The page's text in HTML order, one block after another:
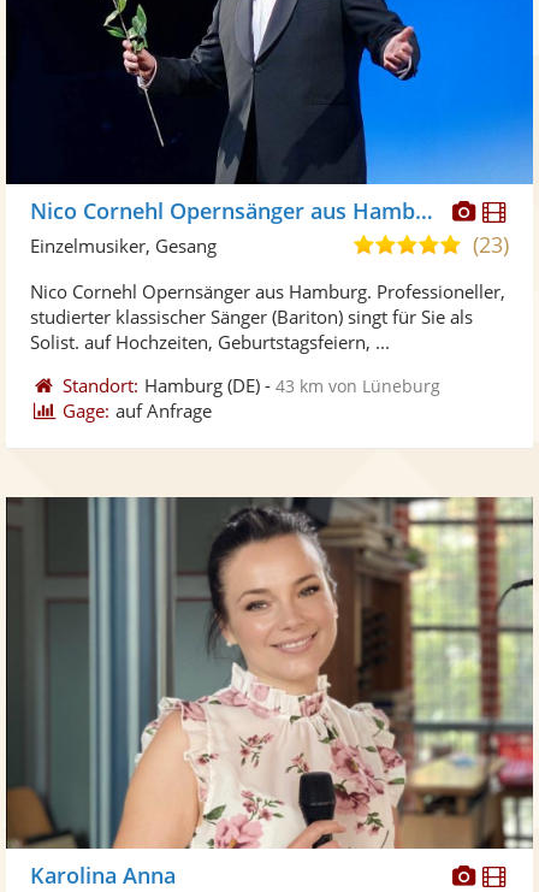
Fotos
Nico Cornehl Opernsänger aus Hamburg
5,0
5
(23)
Einzelmusiker, Gesang
Nico Cornehl Opernsänger aus Hamburg. Professioneller,
studierter klassischer Sänger (Bariton) singt für Sie als
Solist. auf Hochzeiten, Geburtstagsfeiern, ...
Standort: Hamburg (DE) -43 km von Lüneburg
Gage: auf Anfrage
Karolina Anna